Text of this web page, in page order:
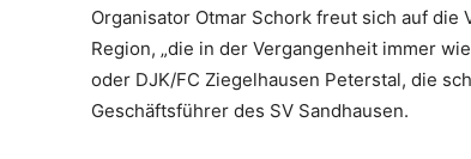
Organisator Otmar Schork freut sich auf
Region, „die in der Vergangenheit immer
oder DJK/FC Ziegelhausen Peterstal, die
Geschäftsführer des SV Sandhausen.